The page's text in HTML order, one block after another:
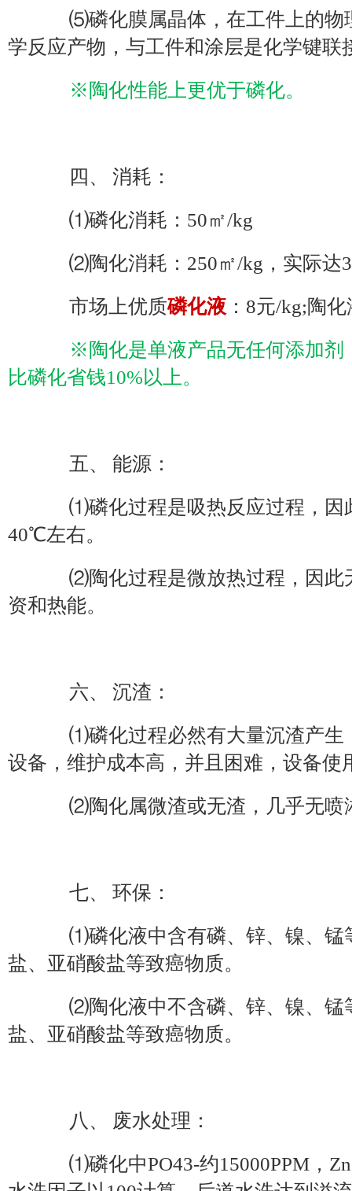
⑸磷化膜属晶体，在工件上的物
学反应产物，与工件和涂层是化学键联
※陶化性能上更优于磷化。
四、 消耗：
⑴磷化消耗：50㎡/kg
⑵陶化消耗：250㎡/kg，实际达
市场上优质磷化液 ：8元/kg;陶
※陶化是单液产品无任何添加剂
比磷化省钱10%以上。
五、 能源：
⑴磷化过程是吸热反应过程，因
40℃左右。
⑵陶化过程是微放热过程，因此
资和热能。
六、 沉渣：
⑴磷化过程必然有大量沉渣产生
设备，维护成本高，并且困难，设备使
⑵陶化属微渣或无渣，几乎无喷
七、 环保：
⑴磷化液中含有磷、锌、镍、锰
盐、亚硝酸盐等致癌物质。
⑵陶化液中不含磷、锌、镍、锰
盐、亚硝酸盐等致癌物质。
八、 废水处理：
⑴磷化中PO43-约15000PPM，Zn